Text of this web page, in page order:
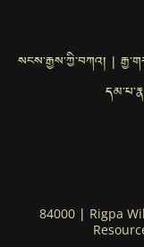
སངས་རྒྱས་ཀྱི་བཀའ། |
84000| Rigpa